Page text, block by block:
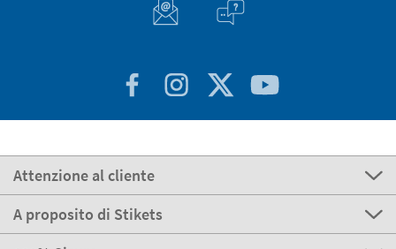
Attenzione al cliente
A proposito di Stikets